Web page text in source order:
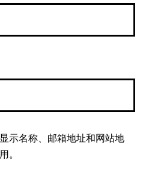
示名称、邮箱地址和网站地
。